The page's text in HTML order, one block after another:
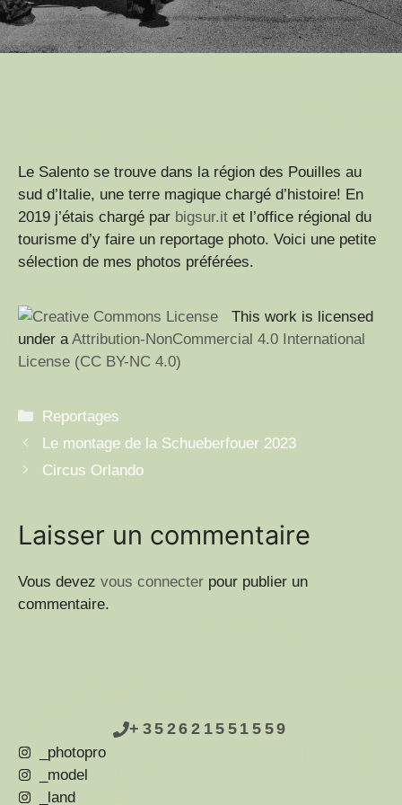
Le Salento se trouve dans la région des Pouilles au
sud d’Italie, une terre magique chargé d’histoire! En
2019 j’étais chargé par bigsur.it et l’office régional du
tourisme d’y faire un reportage photo. Voici une petite
sélection de mes photos préférées.
This work is licensed
under a Attribution-NonCommercial 4.0 International
License (CC BY-NC 4.0)
Catégories
Reportages
Le montage de la Schueberfouer 2023
Circus Orlando
Laisser un commentaire
Vous devez vous connecter pour publier un
commentaire.
+352621551559
_photopro
_model
_land